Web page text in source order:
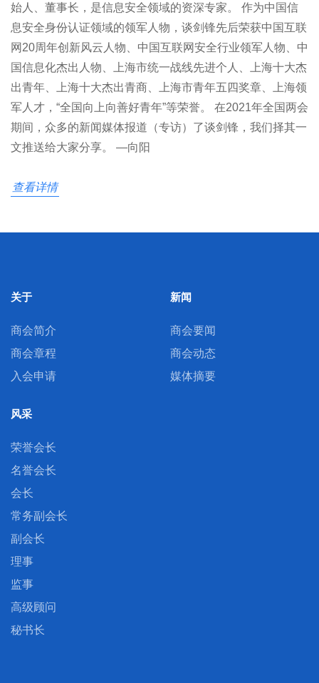
始人、董事长，是信息安全领域的资深专家。 作为中国信
息安全身份认证领域的领军人物，谈剑锋先后荣获中国互联
网20周年创新风云人物、中国互联网安全行业领军人物、中
国信息化杰出人物、上海市统一战线先进个人、上海十大杰
出青年、上海十大杰出青商、上海市青年五四奖章、上海领
军人才，“全国向上向善好青年”等荣誉。 在2021年全国两会
期间，众多的新闻媒体报道（专访）了谈剑锋，我们择其一
文推送给大家分享。 —向阳
查看详情
关于
商会简介
商会章程
入会申请
新闻
商会要闻
商会动态
媒体摘要
风采
荣誉会长
名誉会长
会长
常务副会长
副会长
理事
监事
高级顾问
秘书长